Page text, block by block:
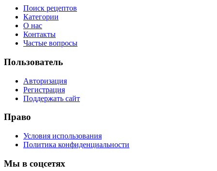
Поиск рецептов
Категории
О нас
Контакты
Частые вопросы
Пользователь
Авторизация
Регистрация
Поддержать сайт
Право
Условия использования
Политика конфиденциальности
Мы в соцсетях